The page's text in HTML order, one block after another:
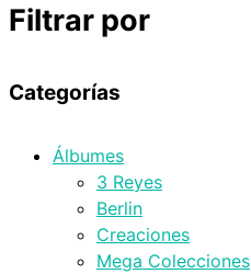
Filtrar por
Categorías
Álbumes
3 Reyes
Berlin
Creaciones
Mega Colecciones